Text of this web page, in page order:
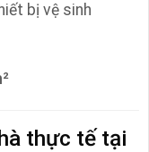
bị vệ sinh
thực tế tại